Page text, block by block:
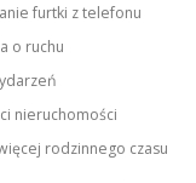
furtki z telefonu
o ruchu
nieruchomości
rodzinnego czasu